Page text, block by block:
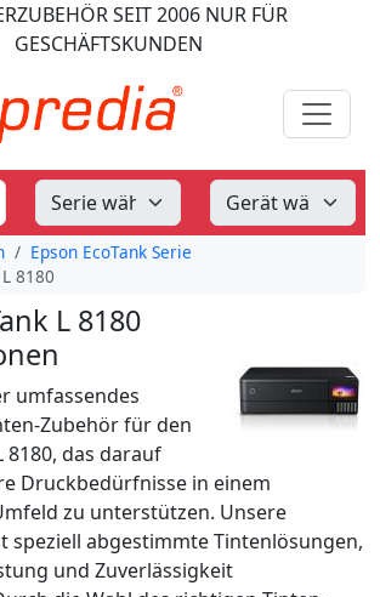
SEIT 2006 NUR FÜR
GESCHÄFTSKUNDEN
Epson EcoTank Serie
8180
L 8180
umfassendes
Zubehör für den
8180, das darauf
Druckbedürfnisse in einem
zu unterstützen. Unsere
speziell abgestimmte Tintenlösungen,
und Zuverlässigkeit